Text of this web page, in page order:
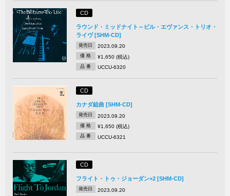
CD
ラウンド・ミッドナイト～ビル・エヴァンス・トリオ・
ライヴ [SHM-CD]
発売日 2023.09.20
価 格 ¥1,650 (税込)
品 番 UCCU-6320
CD
カナダ組曲 [SHM-CD]
発売日 2023.09.20
価 格 ¥1,650 (税込)
品 番 UCCU-6321
CD
フライト・トゥ・ジョーダン+2 [SHM-CD]
発売日 2023.09.20